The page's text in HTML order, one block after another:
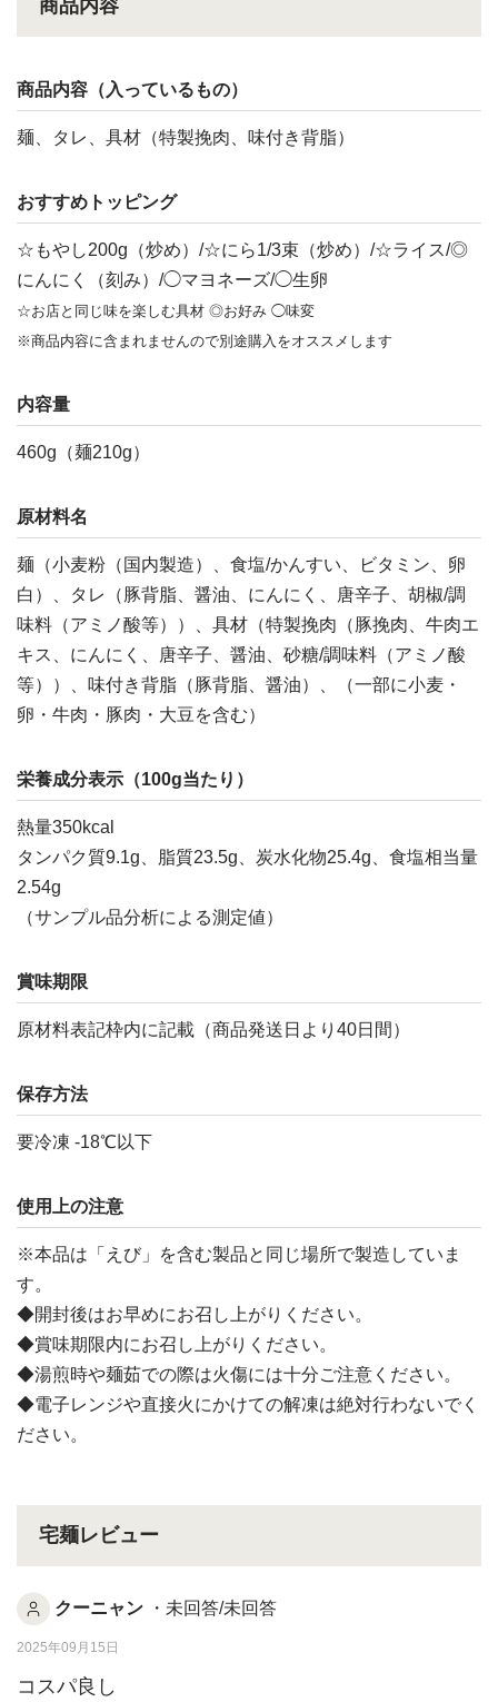
商品内容
商品内容（入っているもの）
麺、タレ、具材（特製挽肉、味付き背脂）
おすすめトッピング
☆もやし200g（炒め）/☆にら1/3束（炒め）/☆ライス/◎
にんにく（刻み）/◯マヨネーズ/◯生卵
☆お店と同じ味を楽しむ具材 ◎お好み ◯味変
※商品内容に含まれませんので別途購入をオススメします
内容量
460g（麺210g）
原材料名
麺（小麦粉（国内製造）、食塩/かんすい、ビタミン、卵
白）、タレ（豚背脂、醤油、にんにく、唐辛子、胡椒/調
味料（アミノ酸等））、具材（特製挽肉（豚挽肉、牛肉エ
キス、にんにく、唐辛子、醤油、砂糖/調味料（アミノ酸
等））、味付き背脂（豚背脂、醤油）、（一部に小麦・
卵・牛肉・豚肉・大豆を含む）
栄養成分表示（100g当たり）
熱量350kcal
タンパク質9.1g、脂質23.5g、炭水化物25.4g、食塩相当量
2.54g
（サンプル品分析による測定値）
賞味期限
原材料表記枠内に記載（商品発送日より40日間）
保存方法
要冷凍 -18℃以下
使用上の注意
※本品は「えび」を含む製品と同じ場所で製造していま
す。
◆開封後はお早めにお召し上がりください。
◆賞味期限内にお召し上がりください。
◆湯煎時や麺茹での際は火傷には十分ご注意ください。
◆電子レンジや直接火にかけての解凍は絶対行わないでく
ださい。
宅麺レビュー
クーニャン ・未回答/未回答
2025年09月15日
コスパ良し